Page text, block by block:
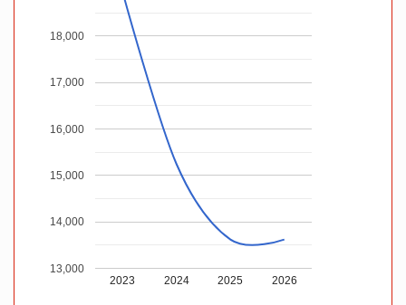
2023 2024 2025 2026
13,000
14,000
15,000
16,000
17,000
18,000